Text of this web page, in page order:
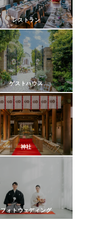
レストラン
ゲストハウス
神社
フォトウェディング